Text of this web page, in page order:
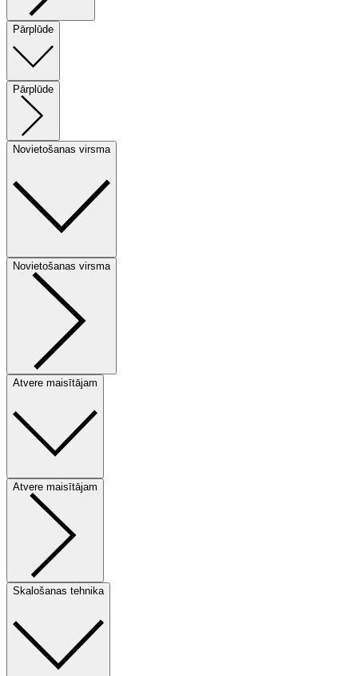
Pārplūde
Pārplūde
Novietošanas virsma
Novietošanas virsma
Atvere maisītājam
Atvere maisītājam
Skalošanas tehnika